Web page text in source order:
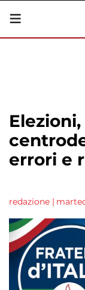
errori e
redazione |